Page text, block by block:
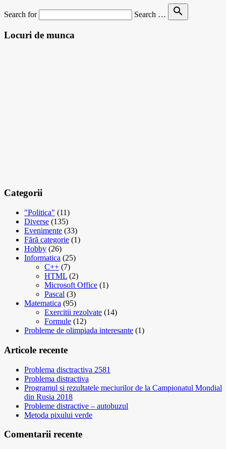
Search for Search … search
Locuri de munca
Categorii
"Politica" (11)
Diverse (135)
Evenimente (33)
Fără categorie (1)
Hobby (26)
Informatica (25)
C++ (7)
HTML (2)
Microsoft Office (1)
Pascal (3)
Matematica (95)
Exercitii rezolvate (14)
Formule (12)
Probleme de olimpiada interesante (1)
Articole recente
Problema disctractiva 2581
Problema distractiva
Programul si rezultatele meciurilor de la Campionatul Mondial
din Rusia 2018
Probleme distractive – autobuzul
Metoda pixului verde
Comentarii recente